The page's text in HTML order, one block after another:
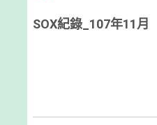
SOX紀錄_107年11月